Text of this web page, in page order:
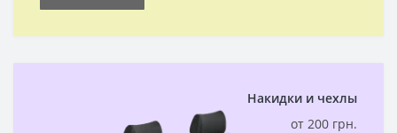
Накидки и чехлы
от 200 грн.